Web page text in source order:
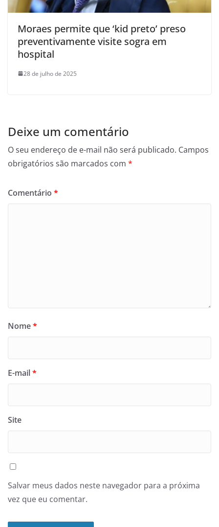
Moraes permite que ‘kid preto’ preso
preventivamente visite sogra em
hospital
28 de julho de 2025
Deixe um comentário
O seu endereço de e-mail não será publicado. Campos
obrigatórios são marcados com *
Comentário *
Nome*
E-mail*
Site
Salvar meus dados neste navegador para a próxima
vez que eu comentar.